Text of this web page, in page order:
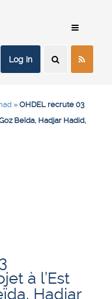
Log In
» OHDEL recrute 03
Beïda, Hadjar Hadid,
à l’Est
Hadjar